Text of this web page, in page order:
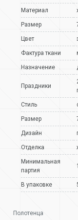
Материал
Размер
Цвет
Фактура ткани
Назначение
Праздники
Стиль
Размер
Дизайн
Отделка
Минимальная
партия
В упаковке
Полотенца